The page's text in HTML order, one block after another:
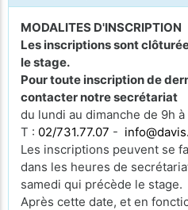
MODALITES D'INSCRIPTION
Les inscriptions sont
le stage.
Pour toute inscription de
contacter notre secrétariat
du lundi au dimanche de 9h à
T : 02/731.77.07 -
Les inscriptions peuvent se
dans les heures de
samedi qui précède le stage.
Après cette date, et en